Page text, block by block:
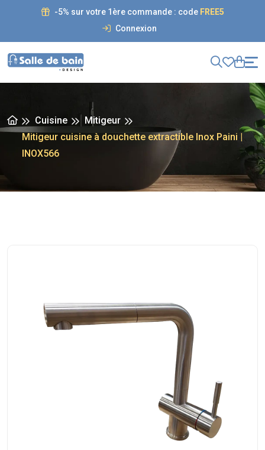
-5% sur votre 1ère commande : code FREE5
Connexion
Cuisine
Mitigeur
Mitigeur cuisine à douchette extractible Inox Paini |
INOX566